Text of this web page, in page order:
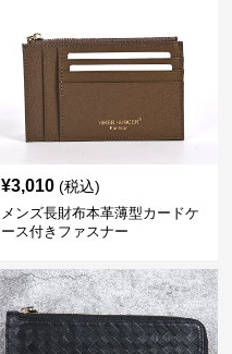
¥3,010 (税込)
メンズ長財布本革薄型カードケ
ース付きファスナー